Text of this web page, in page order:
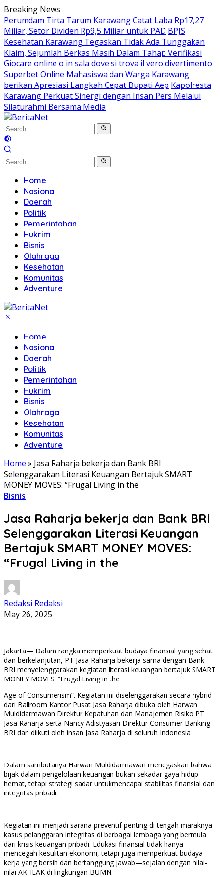
Skip
to
content
Breaking News
Perumdam Tirta Tarum Karawang Catat Laba Rp17,27
Miliar, Setor Dividen Rp9,5 Miliar untuk PAD BPJS
Kesehatan Karawang Tegaskan Tidak Ada Tunggakan
Klaim, Sejumlah Berkas Masih Dalam Tahap Verifikasi
Giocare online o in sala dove si trova il vero divertimento
Superbet Online Mahasiswa dan Warga Karawang
berikan Apresiasi Langkah Cepat Bupati Aep Kapolresta
Karawang Perkuat Sinergi dengan Insan Pers Melalui
Silaturahmi Bersama Media
Home
Nasional
Daerah
Politik
Pemerintahan
Hukrim
Bisnis
Olahraga
Kesehatan
Komunitas
Adventure
Home
Nasional
Daerah
Politik
Pemerintahan
Hukrim
Bisnis
Olahraga
Kesehatan
Komunitas
Adventure
Home » Jasa Raharja bekerja dan Bank BRI
Selenggarakan Literasi Keuangan Bertajuk SMART
MONEY MOVES: “Frugal Living in the
Bisnis
Jasa Raharja bekerja dan Bank BRI
Selenggarakan Literasi Keuangan
Bertajuk SMART MONEY MOVES:
“Frugal Living in the
Redaksi Redaksi
May 26, 2025
Jakarta— Dalam rangka memperkuat budaya finansial yang sehat
dan berkelanjutan, PT Jasa Raharja bekerja sama dengan Bank
BRI menyelenggarakan kegiatan literasi keuangan bertajuk SMART
MONEY MOVES: “Frugal Living in the
Age of Consumerism”. Kegiatan ini diselenggarakan secara hybrid
dari Ballroom Kantor Pusat Jasa Raharja dibuka oleh Harwan
Muldidarmawan Direktur Kepatuhan dan Manajemen Risiko PT
Jasa Raharja serta Nancy Adistyasari Direktur Consumer Banking –
BRI dan diikuti oleh insan Jasa Raharja di seluruh Indonesia
Dalam sambutanya Harwan Muldidarmawan menegaskan bahwa
bijak dalam pengelolaan keuangan bukan sekadar gaya hidup
hemat, tetapi strategi sadar untukmencapai stabilitas finansial dan
integritas pribadi.
Kegiatan ini menjadi sarana preventif penting di tengah maraknya
kasus pelanggaran integritas di berbagai lembaga yang bermula
dari krisis keuangan pribadi. Edukasi finansial tidak hanya
mencegah kesulitan ekonomi, tetapi juga memperkuat budaya
kerja yang bersih dan bertanggung jawab—sejalan dengan nilai-
nilai AKHLAK di lingkungan BUMN.